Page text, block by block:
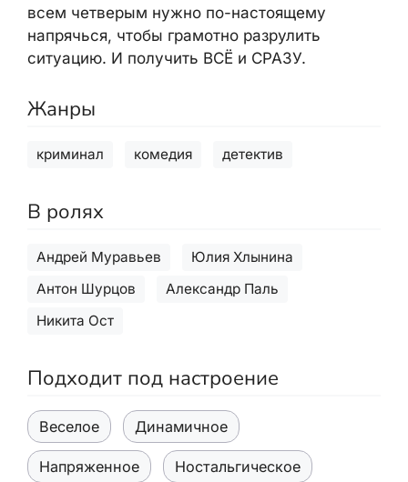
всем четверым нужно по-настоящему
напрячься, чтобы грамотно разрулить
ситуацию. И получить ВСЁ и СРАЗУ.
Жанры
криминал комедия детектив
В ролях
Андрей Муравьев
Юлия Хлынина
Антон Шурцов
Александр Паль
Никита Ост
Подходит под настроение
Веселое Динамичное
Напряженное Ностальгическое